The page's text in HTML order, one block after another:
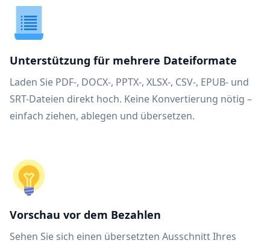
Unterstützung für mehrere Dateiformate
Laden Sie PDF-, DOCX-, PPTX-, XLSX-, CSV-, EPUB- und
SRT-Dateien direkt hoch. Keine Konvertierung nötig –
einfach ziehen, ablegen und übersetzen.
Vorschau vor dem Bezahlen
Sehen Sie sich einen übersetzten Ausschnitt Ihres